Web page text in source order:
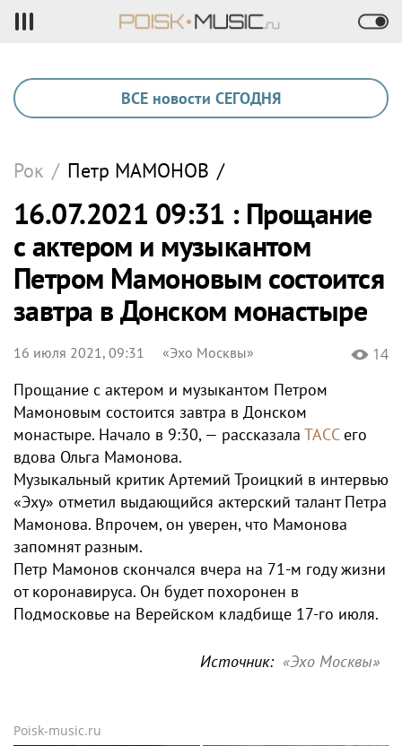
ВСЕ новости СЕГОДНЯ
Рок / Петр МАМОНОВ /
16.07.2021 09:31 : Прощание
с актером и музыкантом
Петром Мамоновым состоится
завтра в Донском монастыре
16 июля 2021, 09:31 «Эхо Москвы» 14
Прощание с актером и музыкантом Петром
Мамоновым состоится завтра в Донском
монастыре. Начало в 9:30, — рассказала ТАССего
вдова Ольга Мамонова.
Музыкальный критик Артемий Троицкий в интервью
«Эху» отметил выдающийся актерский талант Петра
Мамонова. Впрочем, он уверен, что Мамонова
запомнят разным.
Петр Мамонов скончался вчера на 71-м году жизни
от коронавируса. Он будет похоронен в
Подмосковье на Верейском кладбище 17-го июля.
Источник: «Эхо Москвы»
Poisk-music.ru